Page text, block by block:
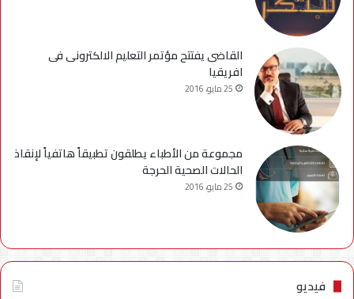
القاضى يفتتح مؤتمر التعليم الالكترونى فى
افريقيا
25 مايو، 2016
مجموعة من الأطباء يطلقون تطبيقاً هاتفياً لإنقاذ
الحالات الصحية الحرجة
25 مايو، 2016
فيديو